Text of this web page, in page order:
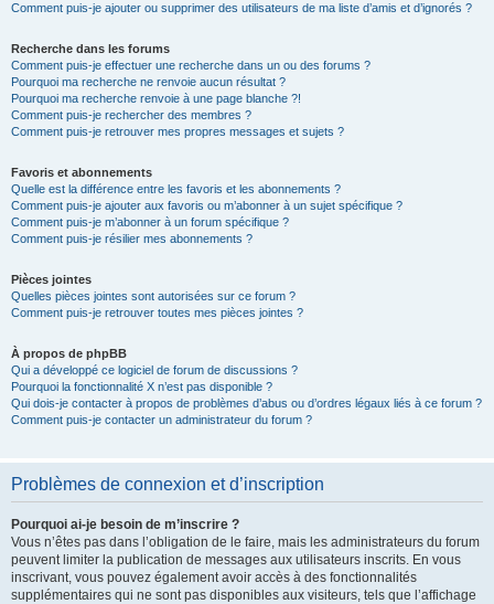
Comment puis-je ajouter ou supprimer des utilisateurs de ma liste d’amis et d’ignorés ?
Recherche dans les forums
Comment puis-je effectuer une recherche dans un ou des forums ?
Pourquoi ma recherche ne renvoie aucun résultat ?
Pourquoi ma recherche renvoie à une page blanche ?!
Comment puis-je rechercher des membres ?
Comment puis-je retrouver mes propres messages et sujets ?
Favoris et abonnements
Quelle est la différence entre les favoris et les abonnements ?
Comment puis-je ajouter aux favoris ou m’abonner à un sujet spécifique ?
Comment puis-je m’abonner à un forum spécifique ?
Comment puis-je résilier mes abonnements ?
Pièces jointes
Quelles pièces jointes sont autorisées sur ce forum ?
Comment puis-je retrouver toutes mes pièces jointes ?
À propos de phpBB
Qui a développé ce logiciel de forum de discussions ?
Pourquoi la fonctionnalité X n’est pas disponible ?
Qui dois-je contacter à propos de problèmes d’abus ou d’ordres légaux liés à ce forum ?
Comment puis-je contacter un administrateur du forum ?
Problèmes de connexion et d’inscription
Pourquoi ai-je besoin de m’inscrire ?
Vous n’êtes pas dans l’obligation de le faire, mais les administrateurs du forum
peuvent limiter la publication de messages aux utilisateurs inscrits. En vous
inscrivant, vous pouvez également avoir accès à des fonctionnalités
supplémentaires qui ne sont pas disponibles aux visiteurs, tels que l’affichage